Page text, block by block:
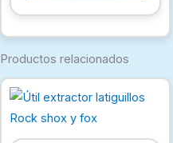
Productos relacionados